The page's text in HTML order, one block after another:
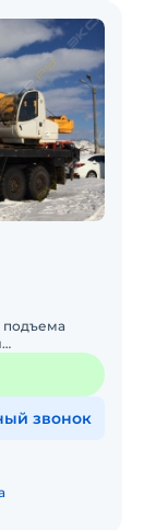
подъема
звонок